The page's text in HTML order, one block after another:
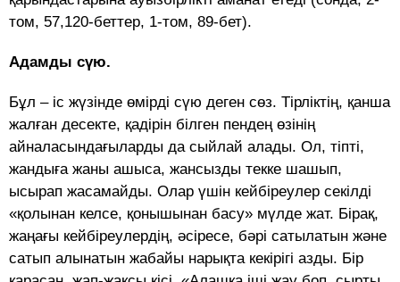
том, 57,120-беттер, 1-том, 89-бет).
Адамды сүю.
Бұл – іс жүзінде өмірді сүю деген сөз. Тірліктің, қанша
жалған десекте, қадірін білген пендең өзінің
айналасындағыларды да сыйлай алады. Ол, тіпті,
жандыға жаны ашыса, жансызды текке шашып,
ысырап жасамайды. Олар үшін кейбіреулер секілді
«қолынан келсе, қонышынан басу» мүлде жат. Бірақ,
жаңағы кейбіреулердің, әсіресе, бәрі сатылатын және
сатып алынатын жабайы нарықта кекірігі азды. Бір